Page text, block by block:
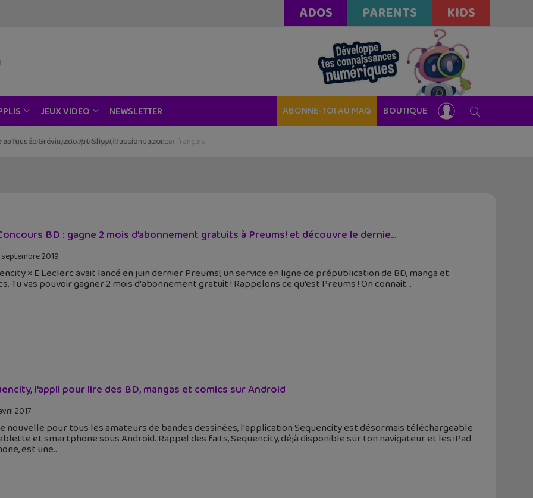
ADOS PARENTS KIDS
JEUX VIDEO NEWSLETTER ABONNE-TOI AU MAG BOUTIQUE
musée Grévin, Zoo Art Show, Passion Japon…
BD : gagne 2 mois d’abonnement gratuits à Preums! et découvre le dernie...
septembre 2019
× E.Leclerc avait lancé en juin dernier Preums!, un service en ligne de prépublication de BD, manga et
Tu vas pouvoir gagner 2 mois d'abonnement gratuit ! Rappelons ce qu'est Preums ! On connait
l’appli pour lire des BD, mangas et comics sur Android
2017
nouvelle pour tous les amateurs de bandes dessinées, l'application Sequencity est désormais téléchargeable
et smartphone sous Android. Rappel des faits, Sequencity, déjà disponible sur ton navigateur et les iPad
est une